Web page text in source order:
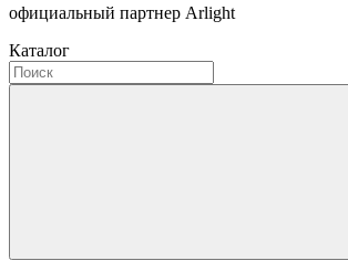
официальный партнер Arlight
Каталог